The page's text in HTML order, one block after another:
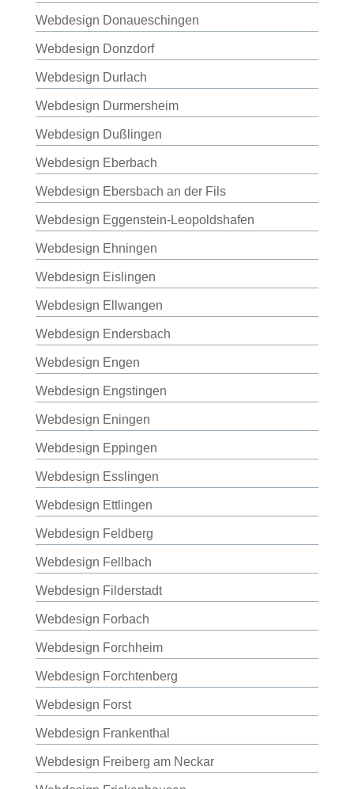
Webdesign Donaueschingen
Webdesign Donzdorf
Webdesign Durlach
Webdesign Durmersheim
Webdesign Dußlingen
Webdesign Eberbach
Webdesign Ebersbach an der Fils
Webdesign Eggenstein-Leopoldshafen
Webdesign Ehningen
Webdesign Eislingen
Webdesign Ellwangen
Webdesign Endersbach
Webdesign Engen
Webdesign Engstingen
Webdesign Eningen
Webdesign Eppingen
Webdesign Esslingen
Webdesign Ettlingen
Webdesign Feldberg
Webdesign Fellbach
Webdesign Filderstadt
Webdesign Forbach
Webdesign Forchheim
Webdesign Forchtenberg
Webdesign Forst
Webdesign Frankenthal
Webdesign Freiberg am Neckar